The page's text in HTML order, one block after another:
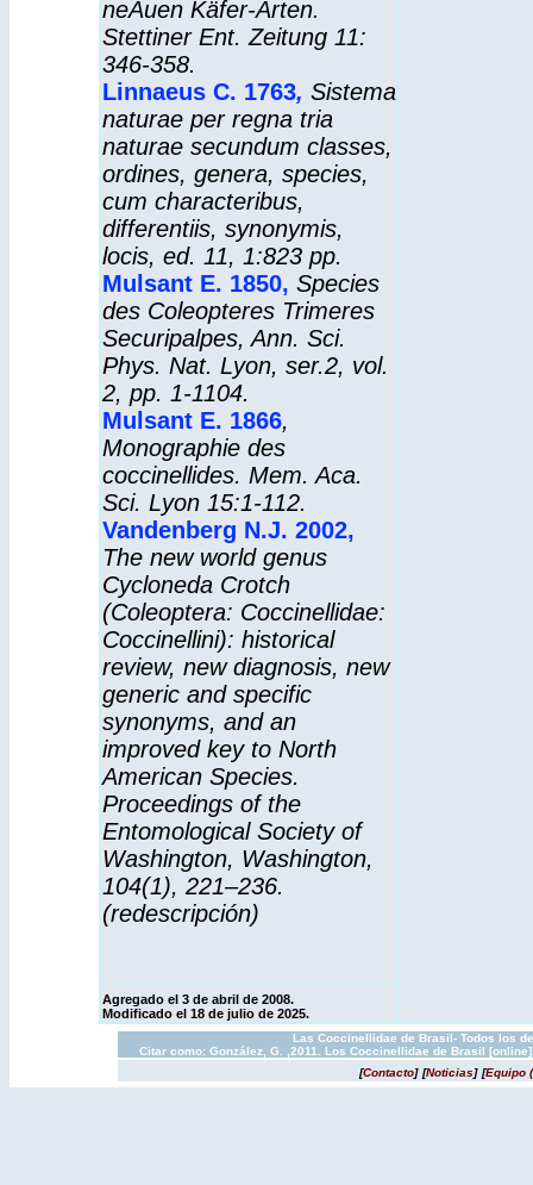
neAuen Käfer-Arten.
Stettiner Ent. Zeitung 11:
346-358.
Linnaeus C. 1763, Sistema
naturae per regna tria
naturae secundum classes,
ordines, genera, species,
cum characteribus,
differentiis, synonymis,
locis, ed. 11, 1:823 pp.
Mulsant E. 1850, Species
des Coleopteres Trimeres
Securipalpes, Ann. Sci.
Phys. Nat. Lyon, ser.2, vol.
2, pp. 1-1104.
Mulsant E. 1866,
Monographie des
coccinellides. Mem. Aca.
Sci. Lyon 15:1-112.
Vandenberg N.J. 2002,
The new world genus
Cycloneda Crotch
(Coleoptera: Coccinellidae:
Coccinellini): historical
review, new diagnosis, new
generic and specific
synonyms, and an
improved key to North
American Species.
Proceedings of the
Entomological Society of
Washington, Washington,
104(1), 221–236.
(redescripción)
Agregado el 3 de abril de 2008.
Modificado el 18 de julio de 2025.
Las Coccinellidae de Brasil- Todos los
Citar como: González, G. ,2011. Los Coccinellidae de Brasil
[Contacto] [Noticias] [Equipo